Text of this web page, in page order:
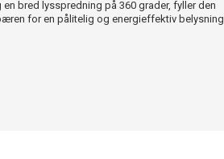
bred lysspredning på 360 grader, fyller den
for en pålitelig og energieffektiv belysning